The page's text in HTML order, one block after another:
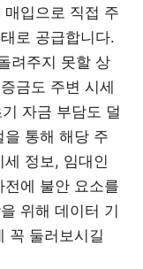
입으로 직접 주
로 공급합니다.
려주지 못할 상
금도 주변 시세
자금 부담도 덜
통해 해당 주
정보, 임대인
에 불안 요소를
위해 데이터 기
꼭 둘러보시길